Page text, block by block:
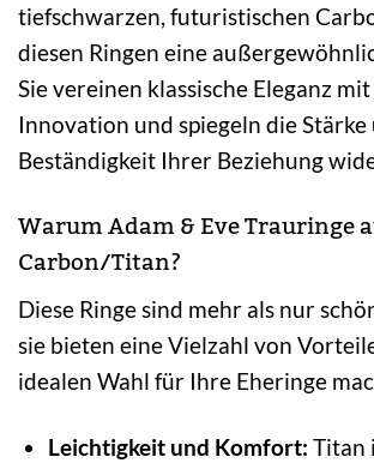
tiefschwarzen, futuristischen
diesen Ringen eine
Sie vereinen klassische Eleganz
Innovation und spiegeln die Stärke
Beständigkeit Ihrer Beziehung
Warum Adam & Eve Trauringe
Carbon/Titan?
Diese Ringe sind mehr als nur
sie bieten eine Vielzahl von
idealen Wahl für Ihre Eheringe
Leichtigkeit und Komfort: Titan